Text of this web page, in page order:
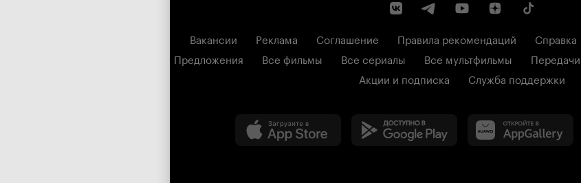
Вакансии Реклама Соглашение Правила рекомендаций Справка
Предложения
Все фильмы Все сериалы Все мультфильмы
Акции и подписка
Служба поддержки